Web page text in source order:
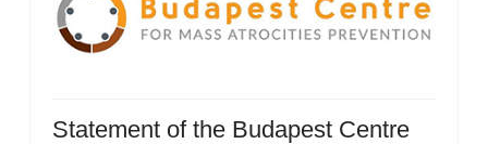
Statement of the Budapest Centre